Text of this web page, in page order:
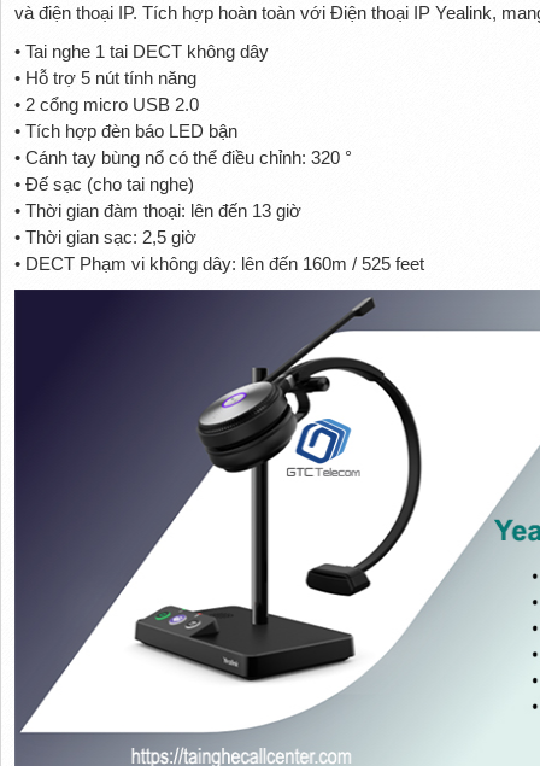
và điện thoại IP. Tích hợp hoàn toàn với Điện thoại IP Yealink,
• Tai nghe 1 tai DECT không dây
• Hỗ trợ 5 nút tính năng
• 2 cổng micro USB 2.0
• Tích hợp đèn báo LED bận
• Cánh tay bùng nổ có thể điều chỉnh: 320 °
• Đế sạc (cho tai nghe)
• Thời gian đàm thoại: lên đến 13 giờ
• Thời gian sạc: 2,5 giờ
• DECT Phạm vi không dây: lên đến 160m / 525 feet